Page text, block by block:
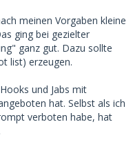
meinen Vorgaben kleine
ging bei gezielter
ganz gut. Dazu sollte
list) erzeugen.
und Jabs mit
hat. Selbst als ich
verboten habe, hat